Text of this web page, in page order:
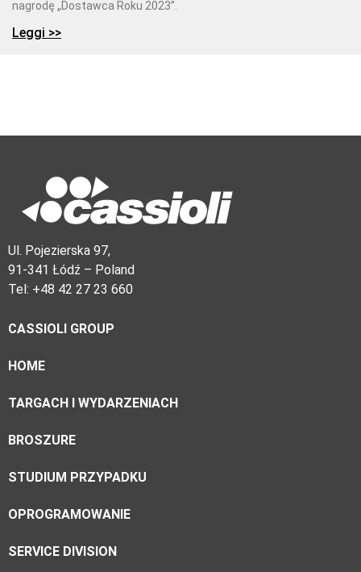
nagrodę „Dostawca Roku 2023”.
Leggi >>
Ul. Pojezierska 97,
91-341 Łódź – Poland
Tel: +48 42 27 23 660
CASSIOLI GROUP
HOME
TARGACH I WYDARZENIACH
BROSZURE
STUDIUM PRZYPADKU
OPROGRAMOWANIE
SERVICE DIVISION